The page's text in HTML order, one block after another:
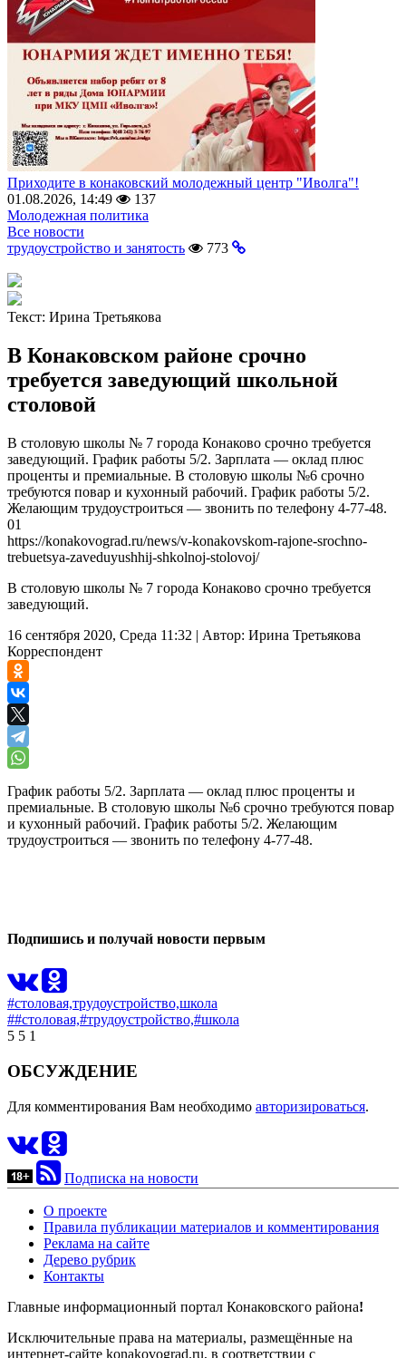
Приходите в конаковский молодежный центр "Иволга"!
01.08.2026, 14:49
137
Молодежная политика
Все новости
трудоустройство и занятость
773
Текст: Ирина Третьякова
В Конаковском районе срочно
требуется заведующий школьной
столовой
В столовую школы № 7 города Конаково срочно требуется
заведующий. График работы 5/2. Зарплата — оклад плюс
проценты и премиальные. В столовую школы №6 срочно
требуются повар и кухонный рабочий. График работы 5/2.
Желающим трудоустроиться — звонить по телефону 4-77-48.
01
https://konakovograd.ru/news/v-konakovskom-rajone-srochno-
trebuetsya-zaveduyushhij-shkolnoj-stolovoj/
В столовую школы № 7 города Конаково срочно требуется
заведующий.
16 сентября 2020, Среда 11:32 | Автор: Ирина Третьякова
Корреспондент
График работы 5/2. Зарплата — оклад плюс проценты и
премиальные. В столовую школы №6 срочно требуются повар
и кухонный рабочий. График работы 5/2. Желающим
трудоустроиться — звонить по телефону 4-77-48.
Подпишись и получай новости первым
#столовая,трудоустройство,школа
##столовая,#трудоустройство,#школа
5 5 1
ОБСУЖДЕНИЕ
Для комментирования Вам необходимо авторизироваться.
Подписка на новости
О проекте
Правила публикации материалов и комментирования
Реклама на сайте
Дерево рубрик
Контакты
Главные информационный портал Конаковского района!
Исключительные права на материалы, размещённые на
интернет-сайте konakovograd.ru, в соответствии с